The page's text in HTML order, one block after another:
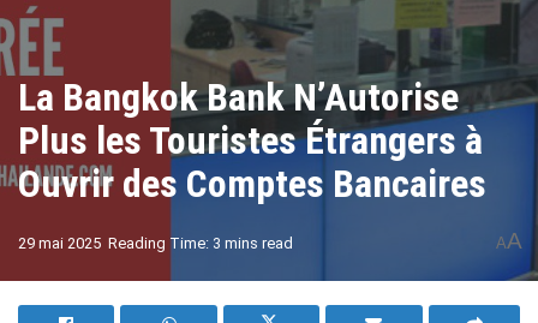
La Bangkok Bank N’Autorise
Plus les Touristes Étrangers à
Ouvrir des Comptes Bancaires
29 mai 2025 Reading Time: 3 mins read AA